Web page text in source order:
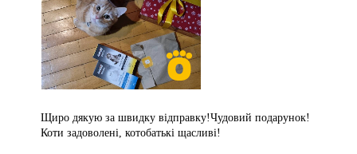
Щиро дякую за швидку відправку!Чудовий подарунок!
Коти задоволені, котобатькі щасливі!